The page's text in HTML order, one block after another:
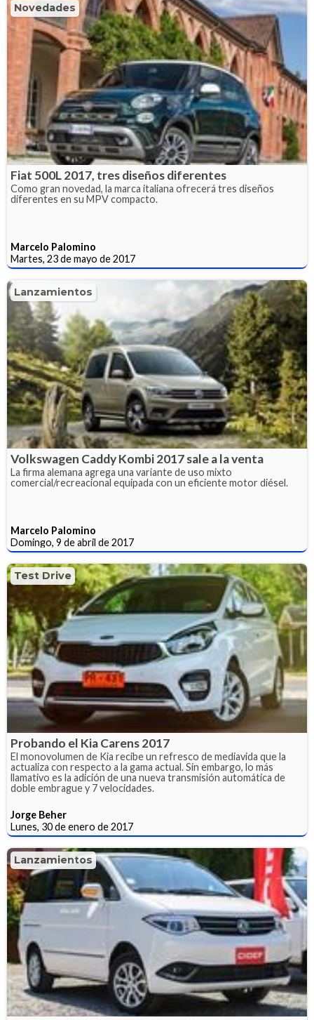
Novedades
Fiat 500L 2017, tres diseños diferentes
Como gran novedad, la marca italiana ofrecerá tres diseños
diferentes en su MPV compacto.
Marcelo Palomino
Martes, 23 de mayo de 2017
Lanzamientos
Volkswagen Caddy Kombi 2017 sale a la venta
La firma alemana agrega una variante de uso mixto
comercial/recreacional equipada con un eficiente motor diésel.
Marcelo Palomino
Domingo, 9 de abril de 2017
Test Drive
Probando el Kia Carens 2017
El monovolumen de Kia recibe un refresco de mediavida que la
actualiza con respecto a la gama actual. Sin embargo, lo más
llamativo es la adición de una nueva transmisión automática de
doble embrague y 7 velocidades.
Jorge Beher
Lunes, 30 de enero de 2017
Lanzamientos